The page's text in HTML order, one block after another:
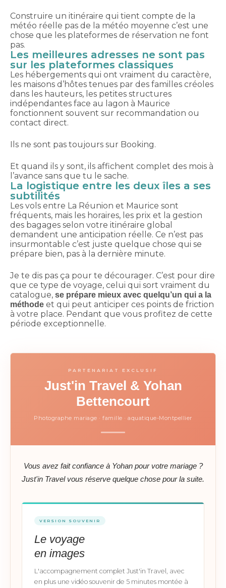
Construire un itinéraire qui tient compte de la
météo réelle pas de la météo moyenne c’est une
chose que les plateformes de réservation ne font
pas.
Les meilleures adresses ne sont pas
sur les plateformes classiques
Les hébergements qui ont vraiment du caractère,
les maisons d’hôtes tenues par des familles créoles
dans les hauteurs, les petites structures
indépendantes face au lagon à Maurice
fonctionnent souvent sur recommandation ou
contact direct.
Ils ne sont pas toujours sur Booking.
Et quand ils y sont, ils affichent complet des mois à
l’avance sans que tu le sache.
La logistique entre les deux îles a ses
subtilités
Les vols entre La Réunion et Maurice sont
fréquents, mais les horaires, les prix et la gestion
des bagages selon votre itinéraire global
demandent une anticipation réelle. Ce n’est pas
insurmontable c’est juste quelque chose qui se
prépare bien, pas à la dernière minute.
Je te dis pas ça pour te décourager. C’est pour dire
que ce type de voyage, celui qui sort vraiment du
catalogue, se prépare mieux avec quelqu’un qui a la
méthode et qui peut anticiper ces points de friction
à votre place. Pendant que vous profitez de cette
période exceptionnelle.
PARTENARIAT EXCLUSIF
Just'in Travel & Yohan
Bettencourt
Photographe mariage · famille · aquatique-Montpellier
Vous avez fait confiance à Yohan pour votre mariage ?
Just'in Travel vous réserve quelque chose pour la suite.
VERSION SOUVENIR
Le voyage
en images
L'accompagnement complet Just'in Travel, avec
en plus une vidéo souvenir de 5 minutes montée à